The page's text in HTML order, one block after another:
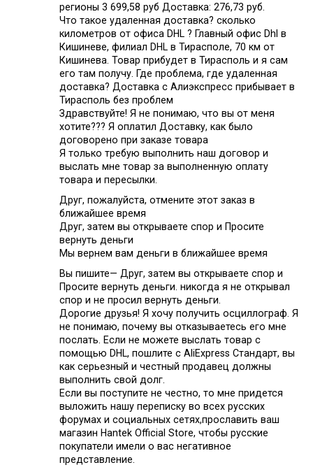
регионы 3 699,58 руб Доставка: 276,73 руб.
Что такое удаленная доставка? сколько
километров от офиса DHL ? Главный офис Dhl в
Кишиневе, филиал DHL в Тирасполе, 70 км от
Кишинева. Товар прибудет в Тирасполь и я сам
его там получу. Где проблема, где удаленная
доставка? Доставка с Алиэкспресс прибывает в
Тирасполь без проблем
Здравствуйте! Я не понимаю, что вы от меня
хотите??? Я оплатил Доставку, как было
договорено при заказе товара
Я только требую выполнить наш договор и
выслать мне товар за выполненную оплату
товара и пересылки.
Друг, пожалуйста, отмените этот заказ в
ближайшее время
Друг, затем вы открываете спор и Просите
вернуть деньги
Мы вернем вам деньги в ближайшее время
Вы пишите— Друг, затем вы открываете спор и
Просите вернуть деньги. никогда я не открывал
спор и не просил вернуть деньги.
Дорогие друзья! Я хочу получить осциллограф. Я
не понимаю, почему вы отказываетесь его мне
послать. Если не можете выслать товар с
помощью DHL, пошлите с AliExpress Стандарт, вы
как серьезный и честный продавец должны
выполнить свой долг.
Если вы поступите не честно, то мне придется
выложить нашу переписку во всех русских
форумах и социальных сетях,прославить ваш
магазин Hantek Official Store, чтобы русские
покупатели имели о вас негативное
представление.